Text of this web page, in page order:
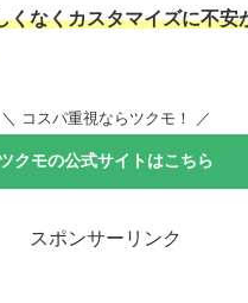
くなくカスタマイズに不安
＼ コスパ重視ならツクモ！ ／
ツクモの公式サイトはこちら
スポンサーリンク